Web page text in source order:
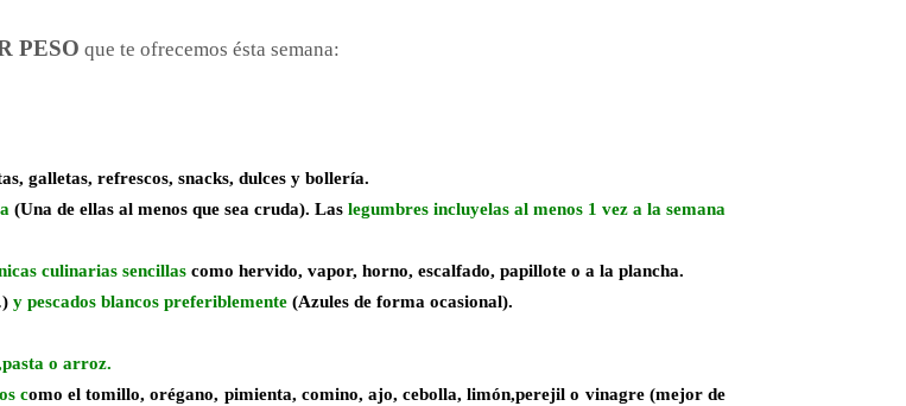
PESO que te ofrecemos ésta semana:
galletas, refrescos, snacks, dulces y bollería.
(Una de ellas al menos que sea cruda). Las legumbres incluyelas al menos 1 vez a la semana
culinarias sencillas como hervido, vapor, horno, escalfado, papillote o a la plancha.
y pescados blancos preferiblemente (Azules de forma ocasional).
o arroz.
como el tomillo, orégano, pimienta, comino, ajo, cebolla, limón,perejil o vinagre (mejor de